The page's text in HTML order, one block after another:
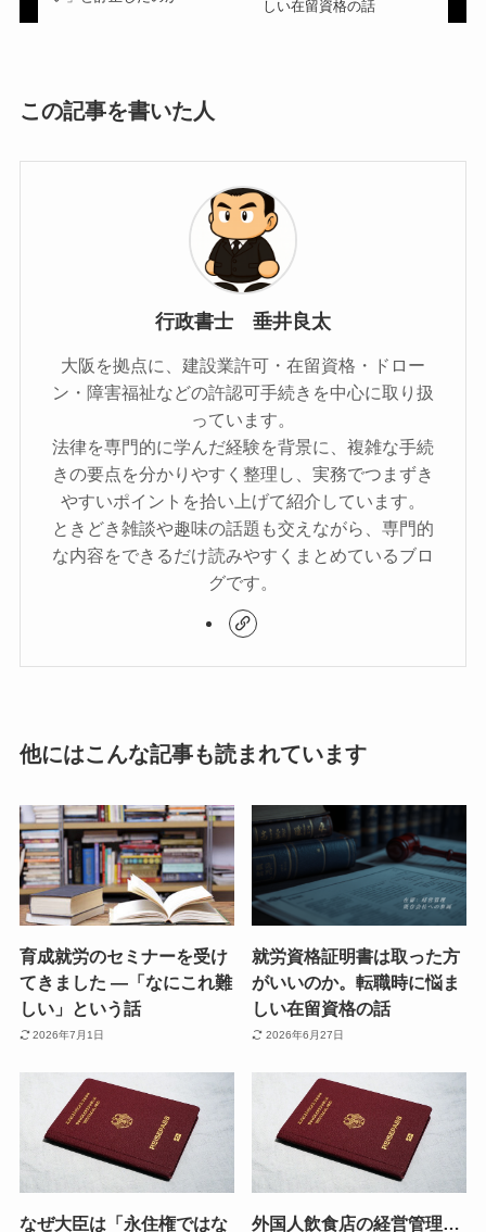
しい在留資格の話
この記事を書いた人
行政書士 垂井良太
大阪を拠点に、建設業許可・在留資格・ドロー
ン・障害福祉などの許認可手続きを中心に取り扱
っています。
法律を専門的に学んだ経験を背景に、複雑な手続
きの要点を分かりやすく整理し、実務でつまずき
やすいポイントを拾い上げて紹介しています。
ときどき雑談や趣味の話題も交えながら、専門的
な内容をできるだけ読みやすくまとめているブロ
グです。
他にはこんな記事も読まれています
育成就労のセミナーを受け
てきました ―「なにこれ難
しい」という話
2026年7月1日
就労資格証明書は取った方
がいいのか。転職時に悩ま
しい在留資格の話
2026年6月27日
なぜ大臣は「永住権ではな 外国人飲食店の経営管理…